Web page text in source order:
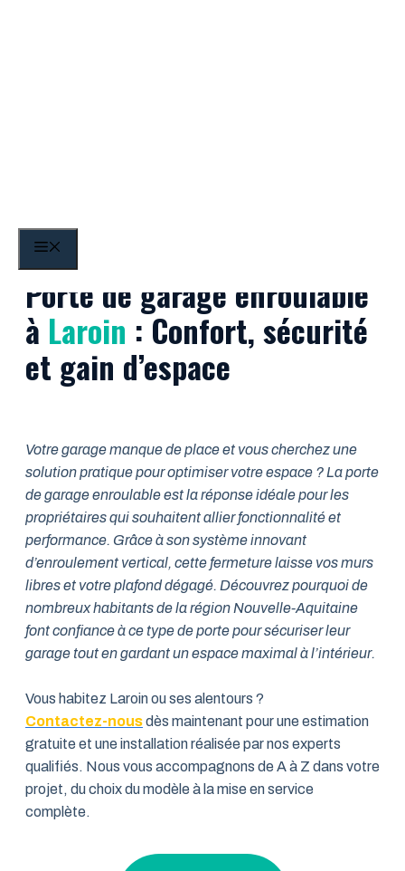
Porte de garage enroulable
à Laroin : Confort, sécurité
et gain d’espace
Votre garage manque de place et vous cherchez une
solution pratique pour optimiser votre espace ? La porte
de garage enroulable est la réponse idéale pour les
propriétaires qui souhaitent allier fonctionnalité et
performance. Grâce à son système innovant
d’enroulement vertical, cette fermeture laisse vos murs
libres et votre plafond dégagé. Découvrez pourquoi de
nombreux habitants de la région Nouvelle-Aquitaine
font confiance à ce type de porte pour sécuriser leur
garage tout en gardant un espace maximal à l’intérieur.
Vous habitez Laroin ou ses alentours ?
Contactez-nousdès maintenant pour une estimation
gratuite et une installation réalisée par nos experts
qualifiés. Nous vous accompagnons de A à Z dans votre
projet, du choix du modèle à la mise en service
complète.